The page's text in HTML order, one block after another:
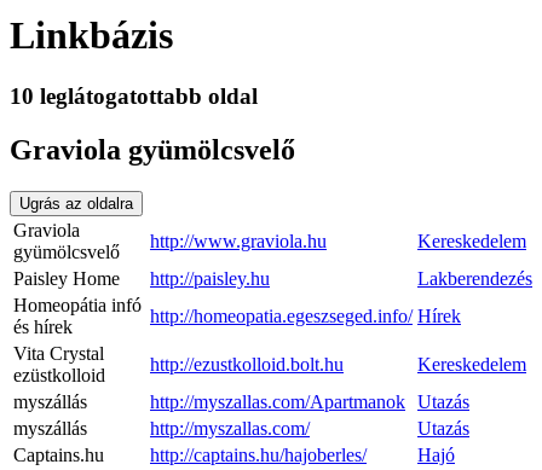
Linkbázis
10 leglátogatottabb oldal
Graviola gyümölcsvelő
Ugrás az oldalra
Graviola
gyümölcsvelő
http://www.graviola.hu
Kereskedelem
Paisley Home
http://paisley.hu
Lakberendezés
Homeopátia infó
és hírek
http://homeopatia.egeszseged.info/ Hírek
Vita Crystal
ezüstkolloid
http://ezustkolloid.bolt.hu
Kereskedelem
myszállás
http://myszallas.com/Apartmanok Utazás
myszállás
http://myszallas.com/
Utazás
Captains.hu
http://captains.hu/hajoberles/
Hajó